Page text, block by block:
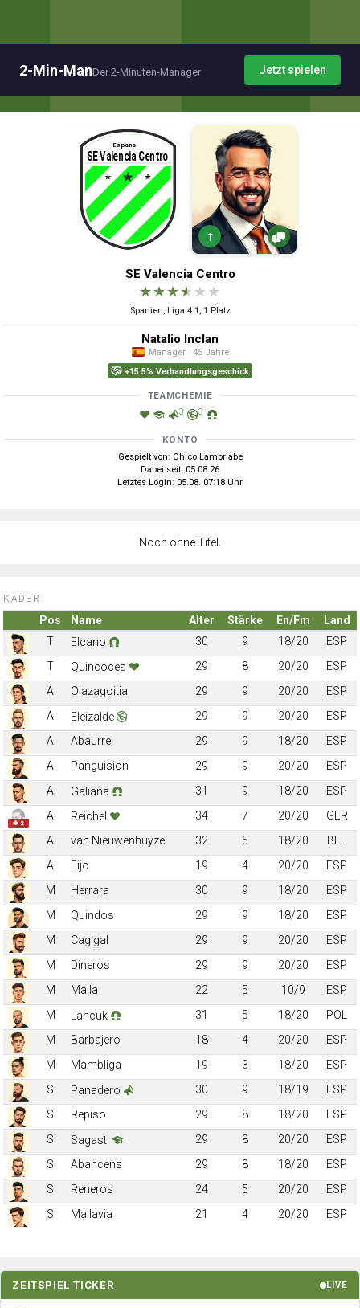
2-Min-ManDer 2-Minuten-Manager Jetzt spielen
↑
SE Valencia Centro
★★★★ ★ ★
Spanien, Liga 4.1, 1.Platz
Natalio Inclan
Manager · 45 Jahre
+15.5% Verhandlungsgeschick
TEAMCHEMIE
3 3
KONTO
Gespielt von: Chico Lambriabe
Dabei seit: 05.08.26
Letztes Login: 05.08. 07:18 Uhr
Noch ohne Titel.
KADER:
Pos Name Alter Stärke En/Fm
Land
T
Elcano 30 9 18/20
ESP
T
Quincoces 29 8 20/20
ESP
A
Olazagoitia 29 9 20/20
ESP
A
Eleizalde 29 9 20/20
ESP
A
Abaurre 29 9 18/20
ESP
A
Panguision 29 9 20/20
ESP
A
Galiana 31 9 18/20 ESP
✚ 2
A Reichel 34 7 20/20
GER
A
van Nieuwenhuyze 32 5 18/20
BEL
A
Eijo 19 4 20/20
ESP
M
Herrara 30 9 18/20
ESP
M
Quindos 29 9 18/20
ESP
M
Cagigal 29 9 20/20
ESP
M
Dineros 29 9 20/20
ESP
M
Malla 22 5 10/9
ESP
M
Lancuk 31 5 18/20
POL
M
Barbajero 18 4 20/20
ESP
M
Mambliga 19 3 18/20
ESP
S
Panadero 30 9 18/19
ESP
S
Repiso 29 8 18/20
ESP
S
Sagasti 29 8 20/20
ESP
S
Abancens 29 8 18/20
ESP
S
Reneros 24 5 20/20
ESP
S
Mallavia 21 4 20/20 ESP
ZEITSPIEL TICKER LIVE